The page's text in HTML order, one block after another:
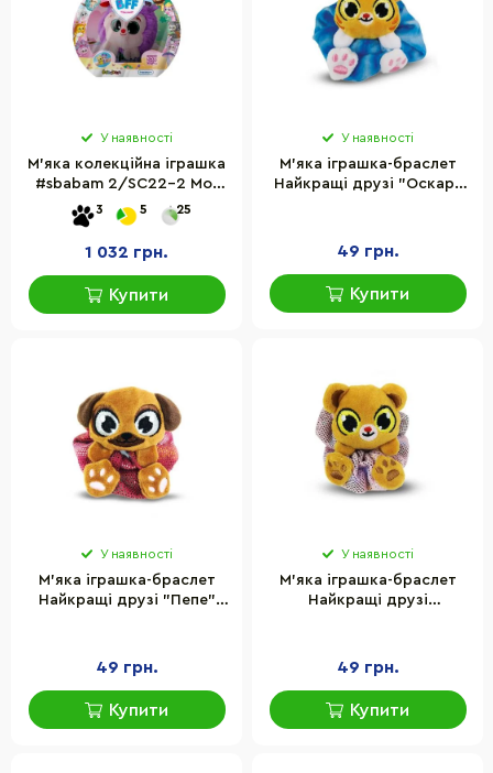
У наявності
М'яка колекційна іграшка
#sbabam 2/SC22-2 Мої
модні друзі
3 5 25
1 032 грн.
Купити
У наявності
М'яка іграшка-браслет
Найкращі друзі "Оскар"
49 грн.
Купити
У наявності
М'яка іграшка-браслет
Найкращі друзі "Пепе"
49 грн.
Купити
У наявності
М'яка іграшка-браслет
Найкращі друзі
колекціонера
49 грн.
Купити